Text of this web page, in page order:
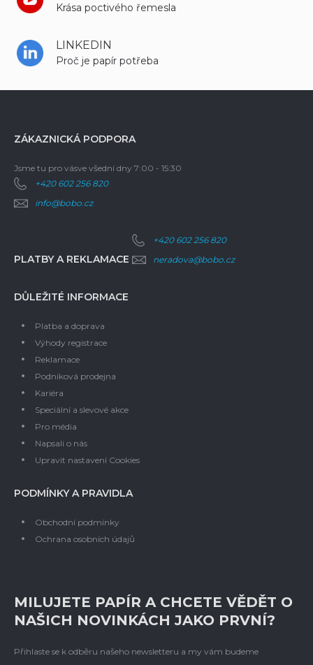
Krása poctivého řemesla
LINKEDIN
Proč je papír potřeba
ZÁKAZNICKÁ PODPORA
Jsme tu pro vásve všední dny 7:00 - 15:30
+420 602 256 820
info@bobo.cz
PLATBY A REKLAMACE
+420 602 256 820
neradova@bobo.cz
DŮLEŽITÉ INFORMACE
Platba a doprava
Výhody registrace
Reklamace
Podniková prodejna
Kariéra
Speciální a slevové akce
Pro média
Napsali o nás
Upravit nastavení Cookies
PODMÍNKY A PRAVIDLA
Obchodní podmínky
Ochrana osobních údajů
MILUJETE PAPÍR A CHCETE VĚDĚT O
NAŠICH NOVINKÁCH JAKO PRVNÍ?
Přihlaste se k odběru našeho newsletteru a my vám budeme